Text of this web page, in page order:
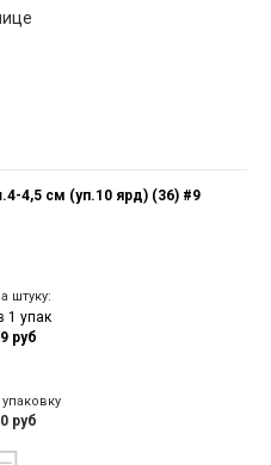
4,5 см (уп.10 ярд) (36) #9
штуку:
1 упак
руб
руб